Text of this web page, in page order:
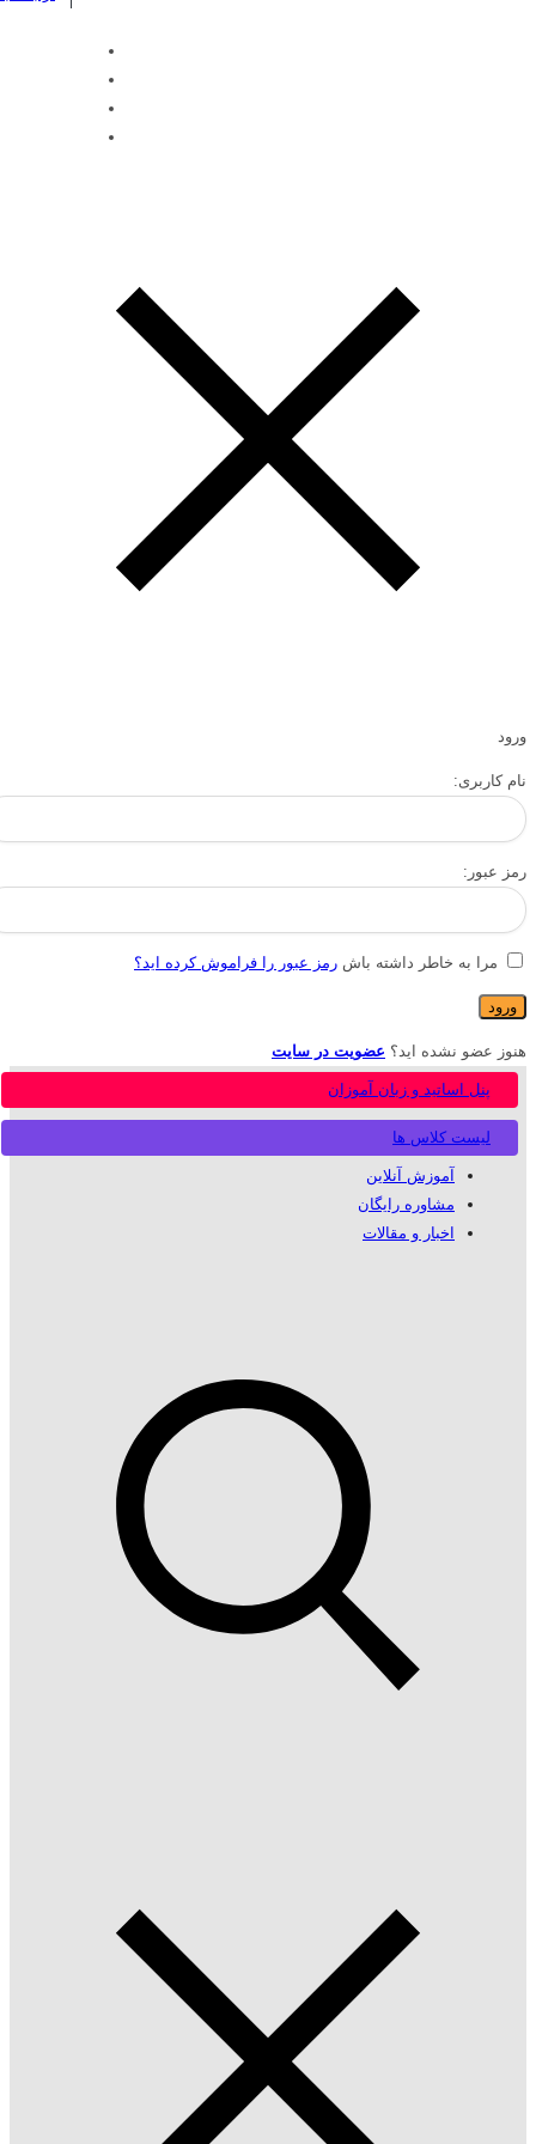
ورود
نام کاربری:
رمز عبور:
مرا به خاطر داشته باش رمز عبور را فراموش کرده اید؟
هنوز عضو نشده اید؟ عضویت در سایت
لیست کلاس ها
پنل اساتید و زبان آموزان
آموزش آنلاین
مشاوره رایگان
اخبار و مقالات